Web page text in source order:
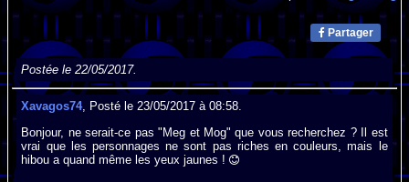
Partager
Postée le 22/05/2017.
Xavagos74, Posté le 23/05/2017 à 08:58.
Bonjour, ne serait-ce pas "Meg et Mog" que vous recherchez ? Il est
vrai que les personnages ne sont pas riches en couleurs, mais le
hibou a quand même les yeux jaunes !